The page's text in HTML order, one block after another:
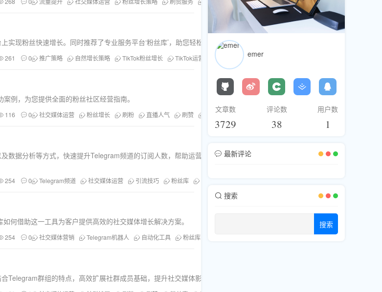
现粉丝快速增长。同时推荐了专业服务平台‘粉丝库’，助您轻松应对挑战。
261 0 推广策略 自然增长策略 TikTok粉丝增长 TikTok运营技巧 粉丝库 刷粉服务
例，为您提供全面的粉丝社区经营指南。
116 0 社交媒体运营 粉丝增长 刷粉 直播人气 刷赞 TG社群 粉丝库
数据分析等方式，快速提升Telegram频道的订阅人数，帮助运营者突破
254 0 Telegram频道 社交媒体运营 引流技巧 粉丝库
何借助这一工具为客户提供高效的社交媒体增长解决方案。
254 0 社交媒体营销 Telegram机器人 自动化工具 粉丝库
群组的特点，高效扩展社群成员基础，提升社交媒体影响力。
emer
文章数
3729
评论数
38
用户数
1
最新评论
搜索
搜索